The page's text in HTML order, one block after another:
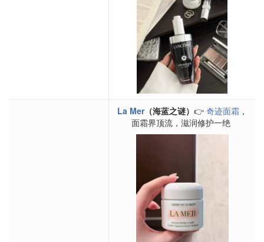
La Mer（海蓝之谜） 👉奇迹面霜，
面霜界顶流，滋润修护一绝